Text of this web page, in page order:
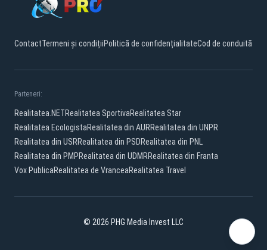
ContactTermeni și condițiiPolitică de confidențialitateCod de conduită
Parteneri:
Realitatea.NETRealitatea SportivaRealitatea Star
Realitatea EcologistaRealitatea din AURRealitatea din UNPR
Realitatea din USRRealitatea din PSDRealitatea din PNL
Realitatea din PMPRealitatea din UDMRRealitatea din Franta
Vox PublicaRealitatea de VranceaRealitatea Travel
© 2026 PHG Media Invest LLC